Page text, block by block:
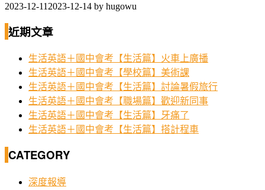
2023-12-11 2023-12-14 by hugowu
近期文章
生活英語＋國中會考【生活篇】火車上廣播
生活英語＋國中會考【學校篇】美術課
生活英語＋國中會考【生活篇】討論暑假旅行
生活英語＋國中會考【職場篇】歡迎新同事
生活英語＋國中會考【生活篇】牙痛了
生活英語＋國中會考【生活篇】搭計程車
CATEGORY
深度報導